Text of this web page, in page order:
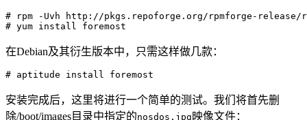
# rpm -Uvh http://pkgs.repoforge.org/rpmforge-
# yum install foremost
在Debian及其衍生版本中，只需这样做几款：
# aptitude install foremost
安装完成后，这里将进行一个简单的测试。我们将首先删
除/boot/images目录中指定的nosdos.jpg 映像文件：